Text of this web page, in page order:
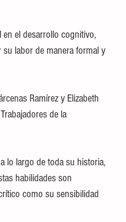
el desarrollo cognitivo,
labor de manera formal y
Ramírez y Elizabeth
de la
lo largo de toda su historia,
habilidades son
como su sensibilidad